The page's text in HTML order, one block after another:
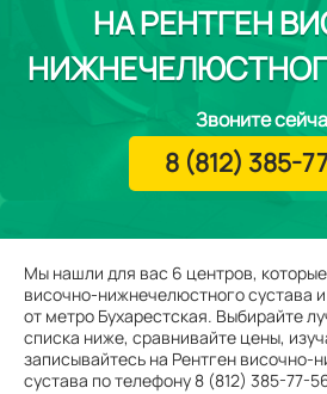
Мы нашли для вас 6 центров,
височно-нижнечелюстного сустава
от метро Бухарестская. Выбирайте
списка ниже, сравнивайте цены,
записывайтесь на Рентген височно-
сустава по телефону 8 (812) 385-77-
НА РЕНТГЕН
Звоните
8 (812) 385-